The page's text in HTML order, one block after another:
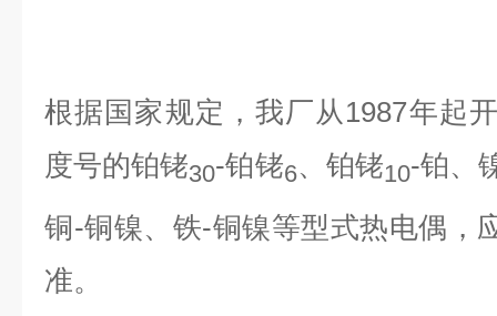
根据国家规定，我厂从1987年起
度号的铂铑30-铂铑6、铂铑10-铂、
铜-铜镍、铁-铜镍等型式热电偶，
准。